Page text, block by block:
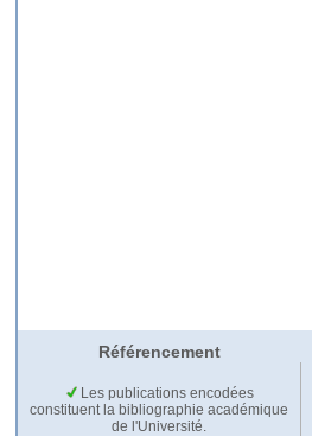
Référencement
Les publications encodées
constituent la bibliographie académique
de l'Université.